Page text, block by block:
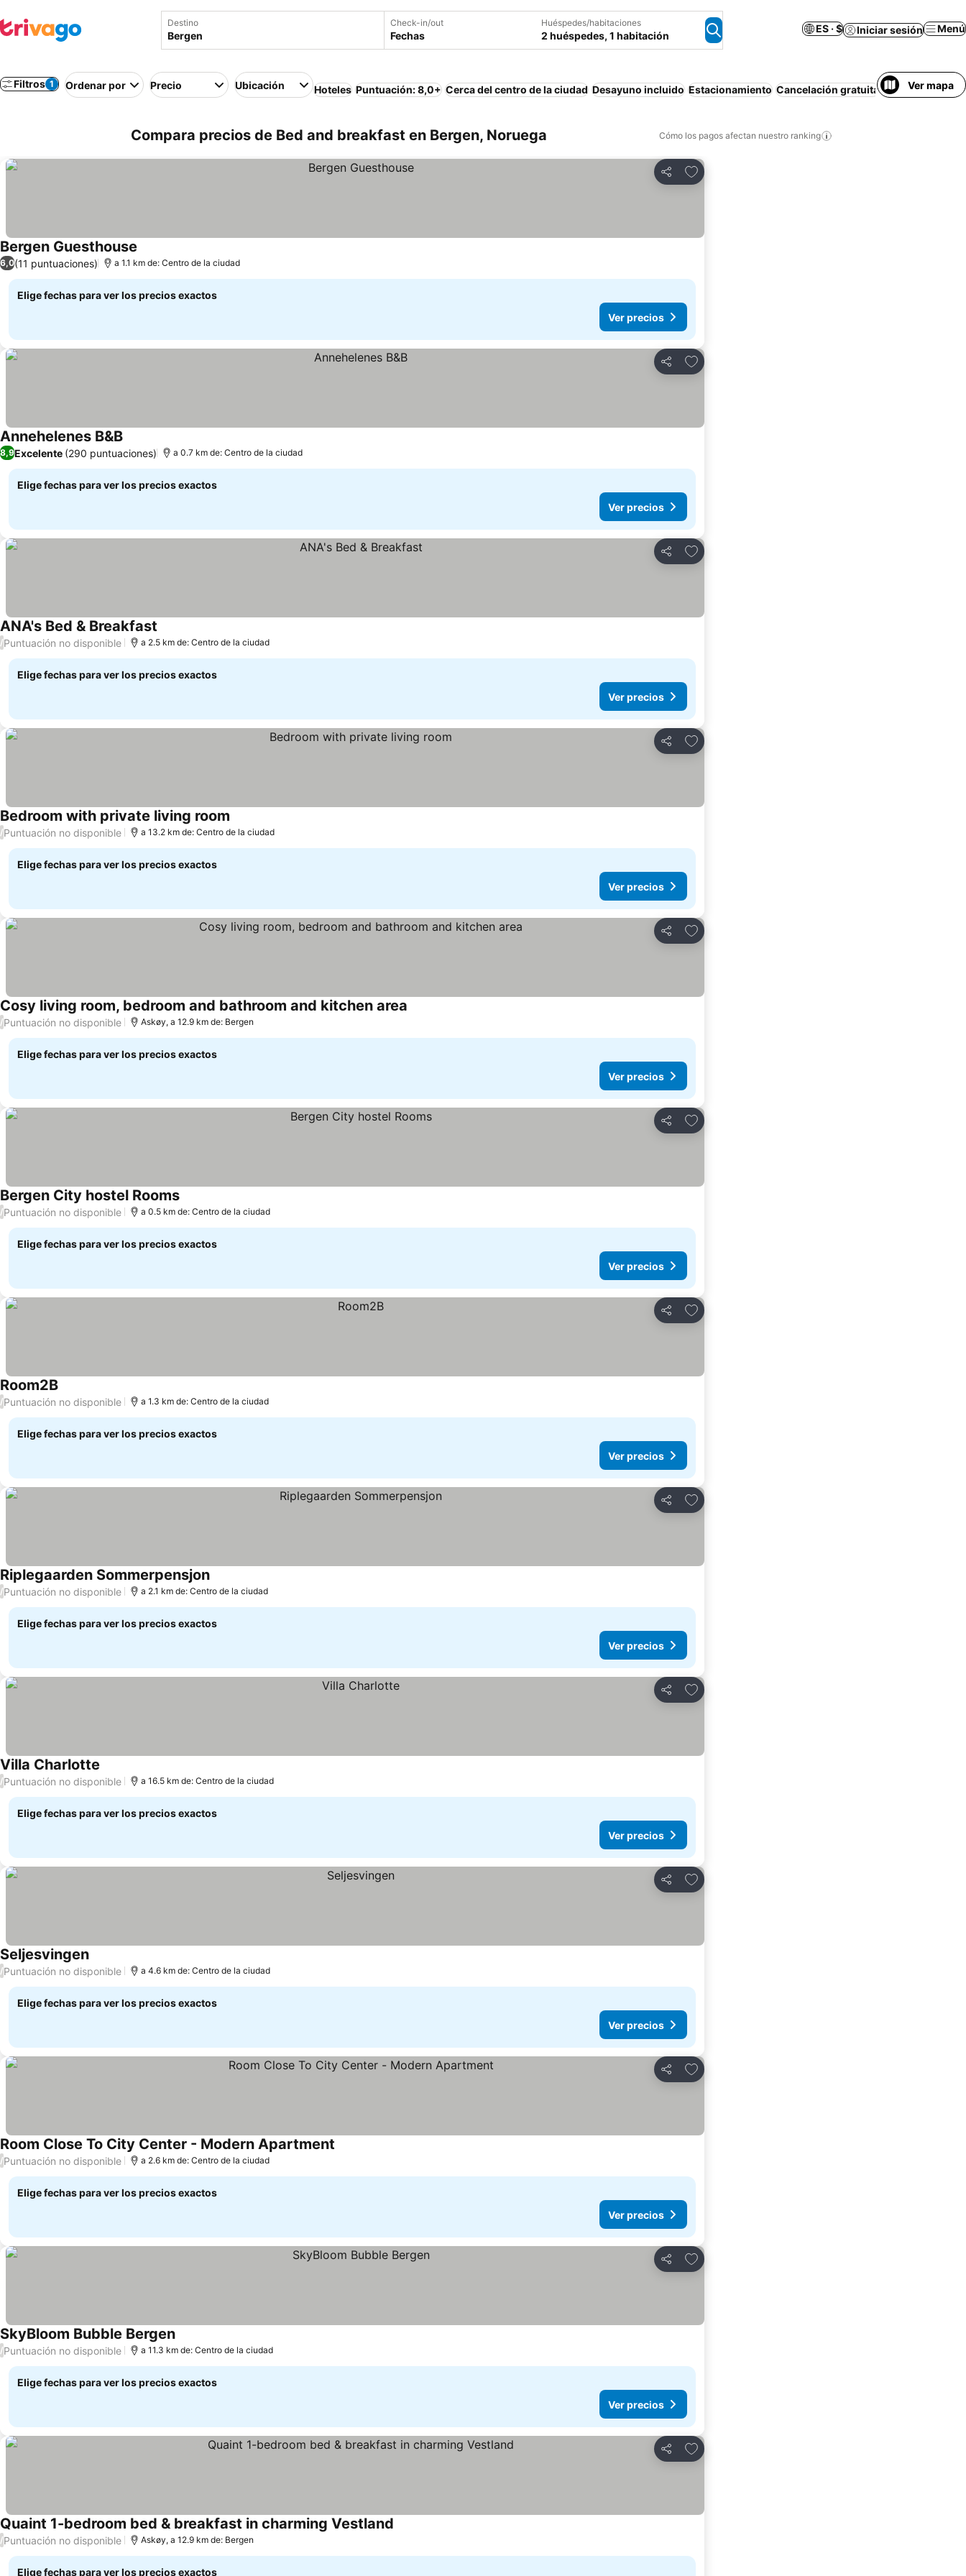
Destino Check-in/out
Fechas
Huéspedes/habitaciones
2 huéspedes, 1 habitación
ES · $ Iniciar sesión Menú
Filtros 1 Ordenar por Precio Ubicación Hoteles Puntuación: 8,0+ Cerca del centro de la ciudad Desayuno incluido Estacionamiento Cancelación gratuita Apartamento
Ver mapa
Compara precios de Bed and breakfast en Bergen, Noruega Cómo los pagos afectan nuestro ranking
Compartir
Agregar a favoritos
Bergen Guesthouse
6,0(11 puntuaciones) a 1.1 km de: Centro de la ciudad
Elige fechas para ver los precios exactos
Ver precios
Compartir
Agregar a favoritos
Annehelenes B&B
8,9Excelente (290 puntuaciones) a 0.7 km de: Centro de la ciudad
Elige fechas para ver los precios exactos
Ver precios
Compartir
Agregar a favoritos
ANA's Bed & Breakfast
/Puntuación no disponible a 2.5 km de: Centro de la ciudad
Elige fechas para ver los precios exactos
Ver precios
Compartir
Agregar a favoritos
Bedroom with private living room
/Puntuación no disponible a 13.2 km de: Centro de la ciudad
Elige fechas para ver los precios exactos
Ver precios
Compartir
Agregar a favoritos
Cosy living room, bedroom and bathroom and kitchen area
/Puntuación no disponible Askøy, a 12.9 km de: Bergen
Elige fechas para ver los precios exactos
Ver precios
Compartir
Agregar a favoritos
Bergen City hostel Rooms
/Puntuación no disponible a 0.5 km de: Centro de la ciudad
Elige fechas para ver los precios exactos
Ver precios
Compartir
Agregar a favoritos
Room2B
/Puntuación no disponible a 1.3 km de: Centro de la ciudad
Elige fechas para ver los precios exactos
Ver precios
Compartir
Agregar a favoritos
Riplegaarden Sommerpensjon
/Puntuación no disponible a 2.1 km de: Centro de la ciudad
Elige fechas para ver los precios exactos
Ver precios
Compartir
Agregar a favoritos
Villa Charlotte
/Puntuación no disponible a 16.5 km de: Centro de la ciudad
Elige fechas para ver los precios exactos
Ver precios
Compartir
Agregar a favoritos
Seljesvingen
/Puntuación no disponible a 4.6 km de: Centro de la ciudad
Elige fechas para ver los precios exactos
Ver precios
Compartir
Agregar a favoritos
Room Close To City Center - Modern Apartment
/Puntuación no disponible a 2.6 km de: Centro de la ciudad
Elige fechas para ver los precios exactos
Ver precios
Compartir
Agregar a favoritos
SkyBloom Bubble Bergen
/Puntuación no disponible a 11.3 km de: Centro de la ciudad
Elige fechas para ver los precios exactos
Ver precios
Compartir
Agregar a favoritos
Quaint 1-bedroom bed & breakfast in charming Vestland
/Puntuación no disponible Askøy, a 12.9 km de: Bergen
Elige fechas para ver los precios exactos